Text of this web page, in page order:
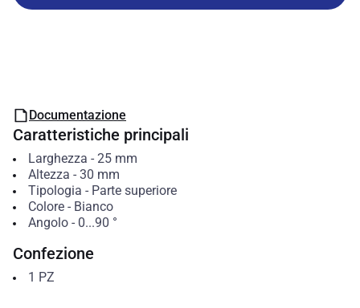
Documentazione
Caratteristiche principali
Larghezza - 25 mm
Altezza - 30 mm
Tipologia - Parte superiore
Colore- Bianco
Angolo- 0...90 °
Confezione
1 PZ